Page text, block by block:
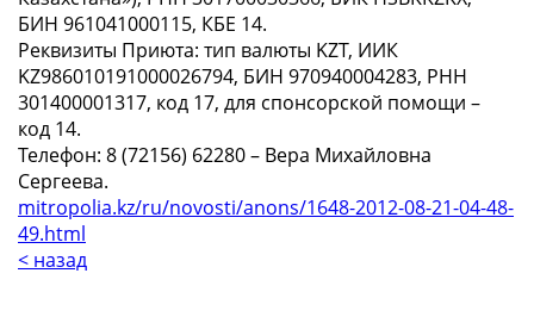
БИН 961041000115, КБЕ 14.
Реквизиты Приюта: тип валюты KZT, ИИК
KZ986010191000026794, БИН 970940004283, РНН
301400001317, код 17, для спонсорской помощи –
код 14.
Телефон: 8 (72156) 62280 – Вера Михайловна
Сергеева.
mitropolia.kz/ru/novosti/anons/1648-2012-08-21-04-48-
49.html
< назад